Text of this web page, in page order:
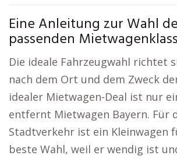
Eine Anleitung zur Wahl
passenden
Die ideale Fahrzeugwahl richtet
nach dem Ort und dem Zweck
idealer Mietwagen-Deal ist nur
entfernt Mietwagen Bayern. Für
Stadtverkehr ist ein Kleinwagen
beste Wahl, weil er wendig ist